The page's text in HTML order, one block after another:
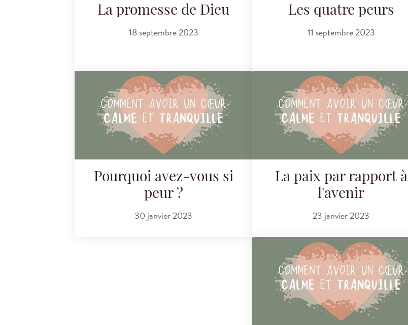
La promesse de Dieu
18 septembre 2023
Les quatre peurs
11 septembre 2023
Pourquoi avez-vous si
peur ?
30 janvier 2023
La paix par rapport à
l'avenir
23 janvier 2023